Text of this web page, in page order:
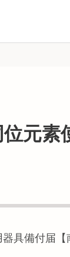
位元素
器具備付届【